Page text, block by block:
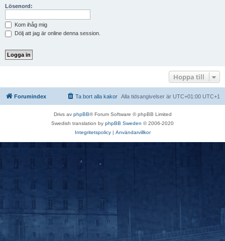
Lösenord:
Kom ihåg mig
Dölj att jag är online denna session.
Hoppa till
Forumindex Alla tidsangivelser är UTC+01:00 UTC+1
Ta bort alla kakor
Drivs av phpBB® Forum Software © phpBB Limited
Swedish translation by phpBB Sweden © 2006-2020
Integritetspolicy| Användarvillkor